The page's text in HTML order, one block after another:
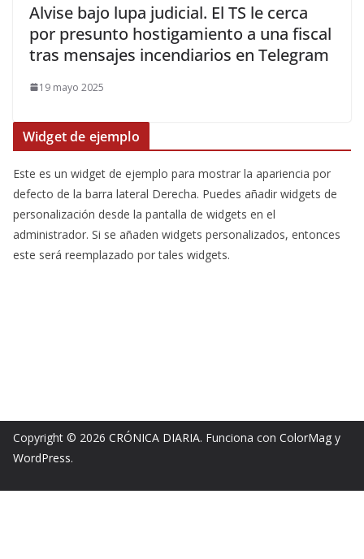
Alvise bajo lupa judicial. El TS le cerca
por presunto hostigamiento a una fiscal
tras mensajes incendiarios en Telegram
19 mayo 2025
Widget de ejemplo
Este es un widget de ejemplo para mostrar la apariencia por
defecto de la barra lateral Derecha. Puedes añadir widgets de
personalización desde la pantalla de widgets en el
administrador. Si se añaden widgets personalizados, entonces
este será reemplazado por tales widgets.
Copyright © 2026 CRÓNICA DIARIA. Funciona con ColorMag y
WordPress.